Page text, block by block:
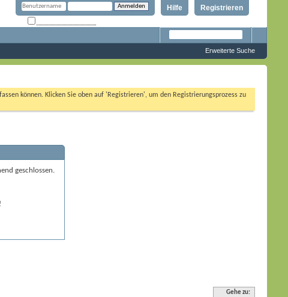
Registrieren
Hilfe
Erweiterte Suche
können. Klicken Sie oben auf 'Registrieren', um den Registrierungsprozess zu
geschlossen.
Gehe zu: